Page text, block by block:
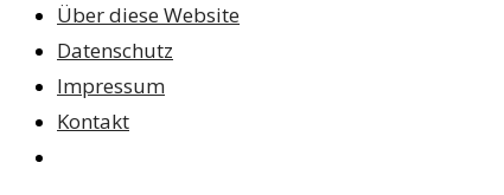
Über diese Website
Datenschutz
Impressum
Kontakt